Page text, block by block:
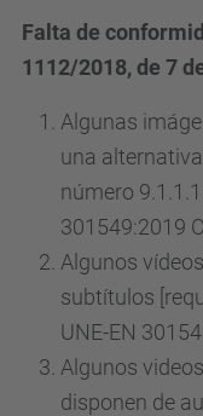
Falta de
1112/2018, de 7
Algunas
una
número
301549:2019
Algunos
subtítulos
UNE-EN
Algunos
disponen de